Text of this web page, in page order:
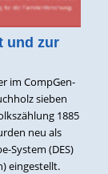
und zur
im CompGen-
sieben
1885
neu als
System (DES)
eingestellt.